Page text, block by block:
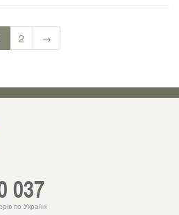
2 →
037
по Україні